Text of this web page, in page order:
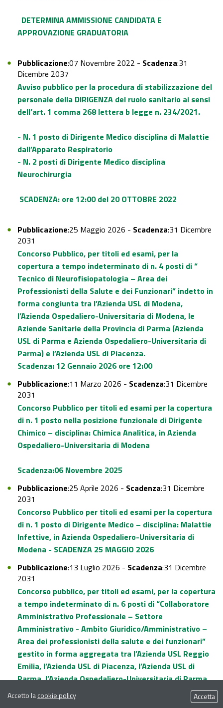
DETERMINA AMMISSIONE CANDIDATA E
APPROVAZIONE GRADUATORIA
Pubblicazione:07 Novembre 2022 - Scadenza:31
Dicembre 2037
Avviso pubblico per la procedura di stabilizzazione del
personale della DIRIGENZA del ruolo sanitario ai sensi
dell’art. 1 comma 268 lettera b legge n. 234/2021.
- N. 1 posto di Dirigente Medico disciplina di Malattie
dall’Apparato Respiratorio
- N. 2 posti di Dirigente Medico disciplina
Neurochirurgia
SCADENZA: ore 12:00 del 20 OTTOBRE 2022
Pubblicazione:25 Maggio 2026 - Scadenza:31 Dicembre
2031
Concorso Pubblico, per titoli ed esami, per la
copertura a tempo indeterminato di n. 4 posti di “
Tecnico di Neurofisiopatologia – Area dei
Professionisti della Salute e dei Funzionari” indetto in
forma congiunta tra l’Azienda USL di Modena,
l’Azienda Ospedaliero-Universitaria di Modena, le
Aziende Sanitarie della Provincia di Parma (Azienda
USL di Parma e Azienda Ospedaliero-Universitaria di
Parma) e l’Azienda USL di Piacenza.
Scadenza: 12 Gennaio 2026 ore 12:00
Pubblicazione:11 Marzo 2026 - Scadenza:31 Dicembre
2031
Concorso Pubblico per titoli ed esami per la copertura
di n. 1 posto nella posizione funzionale di Dirigente
Chimico – disciplina: Chimica Analitica, in Azienda
Ospedaliero-Universitaria di Modena
Scadenza:06 Novembre 2025
Pubblicazione:25 Aprile 2026 - Scadenza:31 Dicembre
2031
Concorso Pubblico per titoli ed esami per la copertura
di n. 1 posto di Dirigente Medico – disciplina: Malattie
Infettive, in Azienda Ospedaliero-Universitaria di
Modena - SCADENZA 25 MAGGIO 2026
Pubblicazione:13 Luglio 2026 - Scadenza:31 Dicembre
2031
Concorso pubblico, per titoli ed esami, per la copertura
a tempo indeterminato di n. 6 posti di “Collaboratore
Amministrativo Professionale – Settore
Amministrativo - Ambito Giuridico/Amministrativo –
Area dei professionisti della salute e dei funzionari”
gestito in forma aggregata tra l’Azienda USL Reggio
Emilia, l’Azienda USL di Piacenza, l’Azienda USL di
Parma, l’Azienda Ospedaliero-Universitaria di Parma,
l’Azienda USL di Modena e l’Azienda Ospedaliero
Universitaria di Modena.
Accetto lacookie policy Accetta